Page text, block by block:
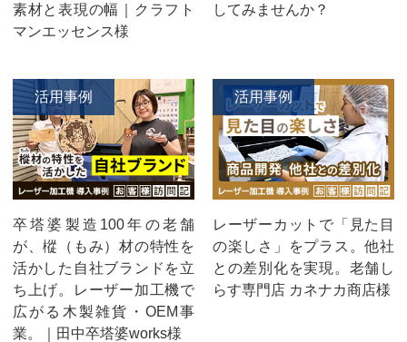
素材と表現の幅｜クラフト
マンエッセンス様
してみませんか？
活用事例
卒塔婆製造100年の老舗
が、樅（もみ）材の特性を
活かした自社ブランドを立
ち上げ。レーザー加工機で
広がる木製雑貨・OEM事
業。｜田中卒塔婆works様
活用事例
レーザーカットで「見た目
の楽しさ」をプラス。他社
との差別化を実現。老舗し
らす専門店 カネナカ商店様